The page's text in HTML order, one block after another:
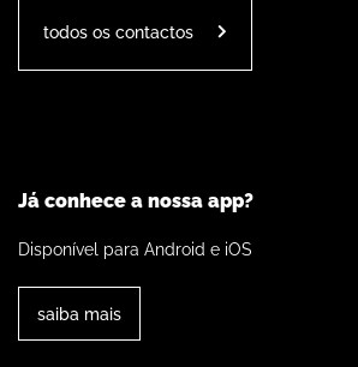
todos os contactos
Já conhece a nossa app?
Disponível para Android e iOS
saiba mais